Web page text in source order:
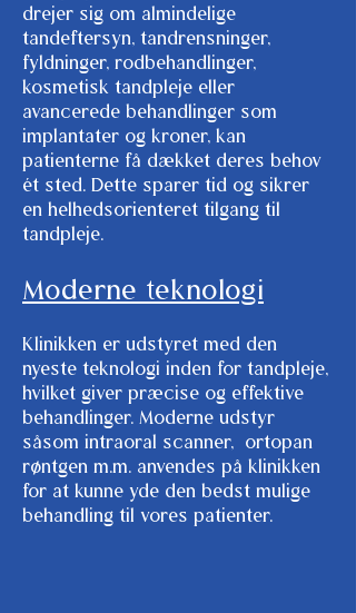
drejer sig om almindelige
tandeftersyn, tandrensninger,
fyldninger, rodbehandlinger,
kosmetisk tandpleje eller
avancerede behandlinger som
implantater og kroner, kan
patienterne få dækket deres behov
ét sted. Dette sparer tid og sikrer
en helhedsorienteret tilgang til
tandpleje.
Moderne teknologi
Klinikken er udstyret med den
nyeste teknologi inden for tandpleje,
hvilket giver præcise og effektive
behandlinger. Moderne udstyr
såsom intraoral scanner, ortopan
røntgen m.m. anvendes på klinikken
for at kunne yde den bedst mulige
behandling til vores patienter.